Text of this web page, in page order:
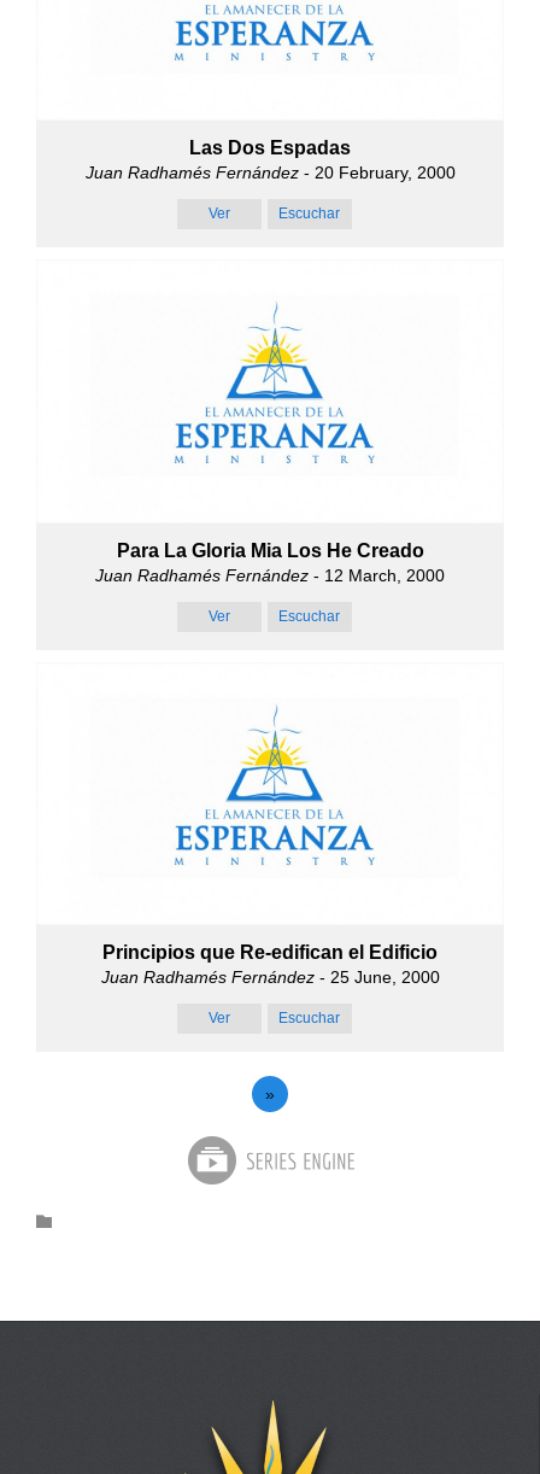
Las Dos Espadas
Juan Radhamés Fernández- 20 February, 2000
Ver Escuchar
Para La Gloria Mia Los He Creado
Juan Radhamés Fernández - 12 March, 2000
Ver Escuchar
Principios que Re-edifican el Edificio
Juan Radhamés Fernández- 25 June, 2000
Ver Escuchar
»
